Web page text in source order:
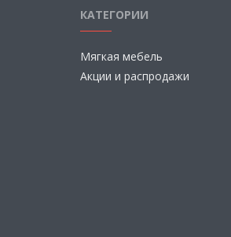
КАТЕГОРИИ
Мягкая мебель
Акции и распродажи